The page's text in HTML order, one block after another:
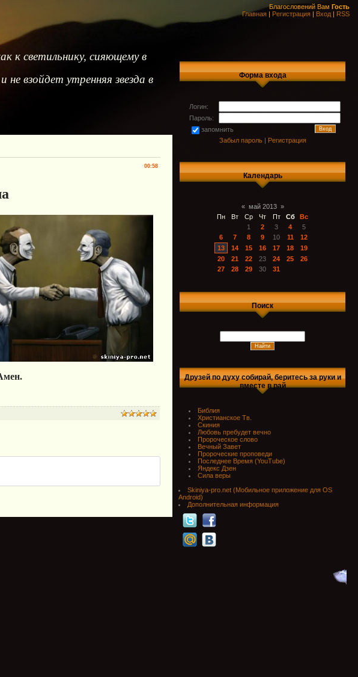
Благословений Вам Гость
Главная | Регистрация | Вход | RSS
к светильнику, сияющему в
взойдет утренняя звезда в
00:58
Форма входа
Логин:
Пароль:
запомнить
Забыл пароль| Регистрация
Календарь
« май 2013 »
Пн
Вт Ср Чт Пт Сб
Вс
1
2 3 4
5
6
7 8 9 10 11
12
13
14 15 16 17 18
19
20
21 22 23 24 25
26
27
28 29 30 31
Поиск
Друзей по духу собирай, беритесь за руки и
вместе в рай
Библия
Христианское Тв.
Скиния
Любовь пребудет вечно
Пророческое слово
Вечный Завет
Пророческие проповеди
Последнее Время (YouTube)
Яндекс Дзен
Сила веры
Skiniya-pro.net (Мобильное приложение для OS
Android)
Дополнительная информация